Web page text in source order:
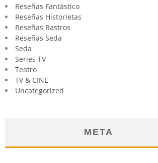
Reseñas Fantástico
Reseñas Historietas
Reseñas Rastros
Reseñas Seda
Seda
Series TV
Teatro
TV & CINE
Uncategorized
META